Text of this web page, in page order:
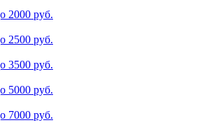
2000 руб.
2500 руб.
3500 руб.
5000 руб.
7000 руб.